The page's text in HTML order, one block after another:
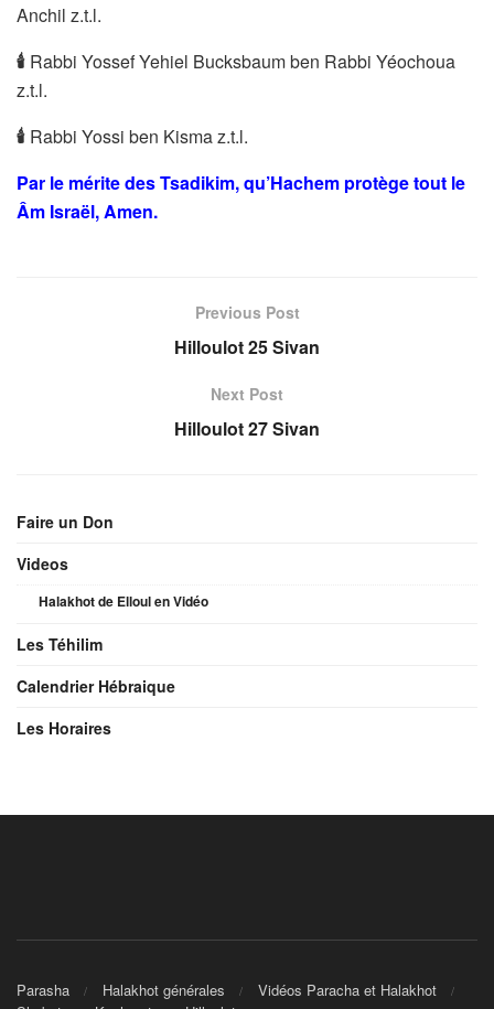
Anchil z.t.l.
🕯 Rabbi Yossef Yehiel Bucksbaum ben Rabbi Yéochoua
z.t.l.
🕯 Rabbi Yossi ben Kisma z.t.l.
Par le mérite des Tsadikim, qu’Hachem protège tout le
Âm Israël, Amen.
Previous Post
Hilloulot 25 Sivan
Next Post
Hilloulot 27 Sivan
Faire un Don
Videos
Halakhot de Elloul en Vidéo
Les Téhilim
Calendrier Hébraique
Les Horaires
Parasha Halakhot générales
Vidéos Paracha et Halakhot